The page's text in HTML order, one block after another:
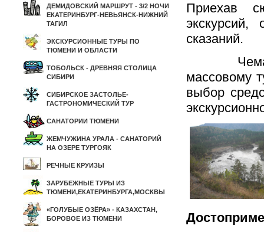
ДЕМИДОВСКИЙ МАРШРУТ - 3/2 НОЧИ
ЕКАТЕРИНБУРГ-НЕВЬЯНСК-НИЖНИЙ
ТАГИЛ
ЭКСКУРСИОННЫЕ ТУРЫ ПО
ТЮМЕНИ И ОБЛАСТИ
ТОБОЛЬСК - ДРЕВНЯЯ СТОЛИЦА
СИБИРИ
СИБИРСКОЕ ЗАСТОЛЬЕ-
ГАСТРОНОМИЧЕСКИЙ ТУР
САНАТОРИИ ТЮМЕНИ
ЖЕМЧУЖИНА УРАЛА - САНАТОРИЙ
НА ОЗЕРЕ ТУРГОЯК
РЕЧНЫЕ КРУИЗЫ
ЗАРУБЕЖНЫЕ ТУРЫ ИЗ
ТЮМЕНИ,ЕКАТЕРИНБУРГА,МОСКВЫ
«ГОЛУБЫЕ ОЗЁРА» - КАЗАХСТАН,
БОРОВОЕ ИЗ ТЮМЕНИ
Приехав
сказаний.
массовому
выбор